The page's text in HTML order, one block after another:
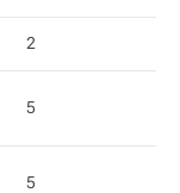
2
5
5